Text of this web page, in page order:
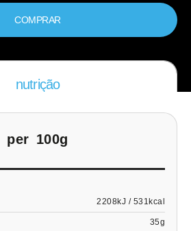
COMPRAR
nutrição
per 100g
2208kJ / 531kcal
35g